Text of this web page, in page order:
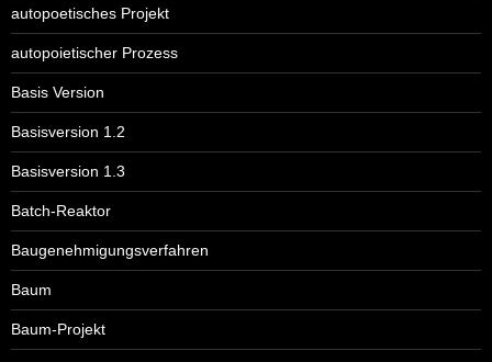
autopoetisches Projekt
autopoietischer Prozess
Basis Version
Basisversion 1.2
Basisversion 1.3
Batch-Reaktor
Baugenehmigungsverfahren
Baum
Baum-Projekt